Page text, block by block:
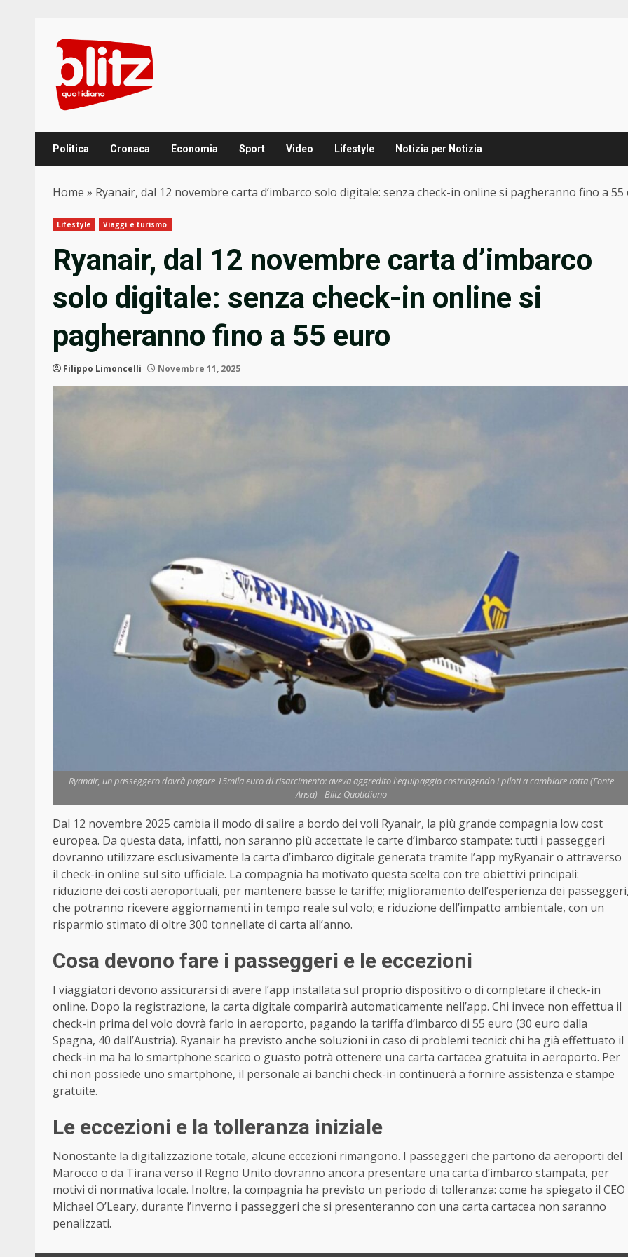
content
Politica Cronaca Economia Sport Video Lifestyle Notizia per Notizia
Home » Ryanair, dal 12 novembre carta d’imbarco solo digitale: senza check-in online si pagheranno fino a
Lifestyle Viaggi e turismo
Ryanair, dal 12 novembre carta d’imbarco
solo digitale: senza check-in online si
pagheranno fino a 55 euro
Filippo Limoncelli Novembre 11, 2025
Ryanair, un passeggero dovrà pagare 15mila euro di risarcimento: aveva aggredito l'equipaggio costringendo i piloti a cambiare rotta (Fonte
Ansa) - Blitz Quotidiano
Dal 12 novembre 2025 cambia il modo di salire a bordo dei voli Ryanair, la più grande compagnia low cost
europea. Da questa data, infatti, non saranno più accettate le carte d’imbarco stampate: tutti i passeggeri
dovranno utilizzare esclusivamente la carta d’imbarco digitale generata tramite l’app myRyanair o attraverso
il check-in online sul sito ufficiale. La compagnia ha motivato questa scelta con tre obiettivi principali:
riduzione dei costi aeroportuali, per mantenere basse le tariffe; miglioramento dell’esperienza dei
che potranno ricevere aggiornamenti in tempo reale sul volo; e riduzione dell’impatto ambientale, con un
risparmio stimato di oltre 300 tonnellate di carta all’anno.
Cosa devono fare i passeggeri e le eccezioni
I viaggiatori devono assicurarsi di avere l’app installata sul proprio dispositivo o di completare il check-in
online. Dopo la registrazione, la carta digitale comparirà automaticamente nell’app. Chi invece non effettua il
check-in prima del volo dovrà farlo in aeroporto, pagando la tariffa d’imbarco di 55 euro (30 euro dalla
Spagna, 40 dall’Austria). Ryanair ha previsto anche soluzioni in caso di problemi tecnici: chi ha già effettuato il
check-in ma ha lo smartphone scarico o guasto potrà ottenere una carta cartacea gratuita in aeroporto. Per
chi non possiede uno smartphone, il personale ai banchi check-in continuerà a fornire assistenza e stampe
gratuite.
Le eccezioni e la tolleranza iniziale
Nonostante la digitalizzazione totale, alcune eccezioni rimangono. I passeggeri che partono da aeroporti del
Marocco o da Tirana verso il Regno Unito dovranno ancora presentare una carta d’imbarco stampata, per
motivi di normativa locale. Inoltre, la compagnia ha previsto un periodo di tolleranza: come ha spiegato il CEO
Michael O’Leary, durante l’inverno i passeggeri che si presenteranno con una carta cartacea non saranno
penalizzati.